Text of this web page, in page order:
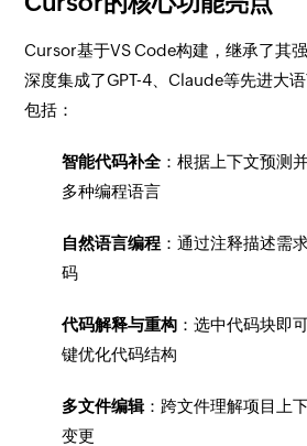
Cursor基于VS Code构建，继承了其
深度集成了GPT-4、Claude等先进大
包括：
智能代码补全：根据上下文预测
多种编程语言
自然语言编程 ：通过注释描述需
码
代码解释与重构 ：选中代码块即
键优化代码结构
多文件编辑：跨文件理解项目上
变更